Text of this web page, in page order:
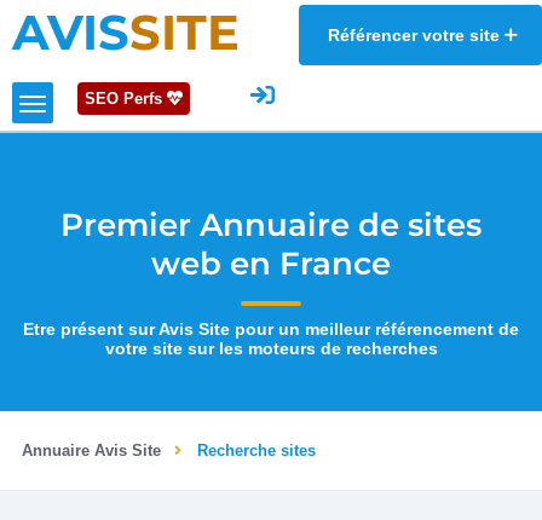
AVISSITE Référencer votre site
SEO Perfs
Premier Annuaire de sites
web en France
Etre présent sur Avis Site pour un meilleur référencement de
votre site sur les moteurs de recherches
Annuaire Avis Site Recherche sites